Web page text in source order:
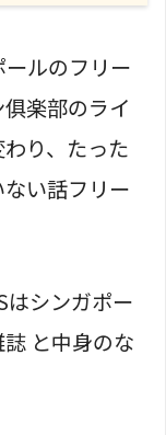
ルのフリー
楽部のライ
り、たった
い話フリー
シンガポー
と中身のな